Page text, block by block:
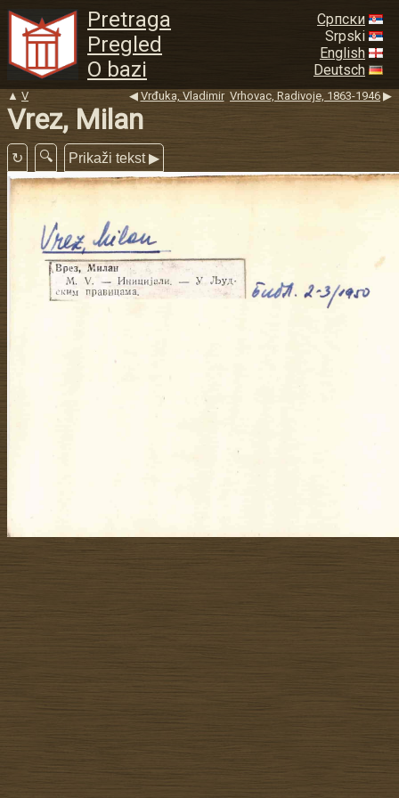
Pretraga
Pregled
O bazi
Српски
Srpski
English
Deutsch
▲ V ◀ Vrđuka, Vladimir Vrhovac, Radivoje, 1863-1946 ▶
Vrez, Milan